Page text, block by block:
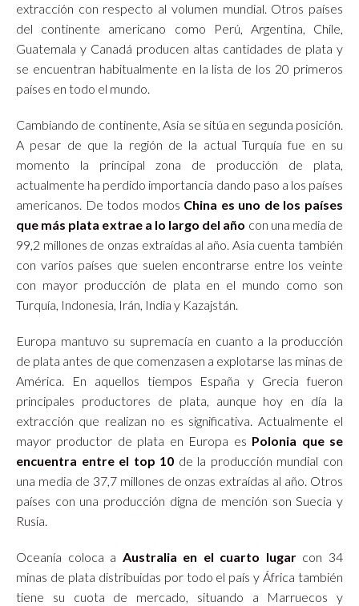
extracción con respecto al volumen mundial. Otros países
del continente americano como Perú, Argentina, Chile,
Guatemala y Canadá producen altas cantidades de plata y
se encuentran habitualmente en la lista de los 20 primeros
países en todo el mundo.
Cambiando de continente, Asia se sitúa en segunda posición.
A pesar de que la región de la actual Turquía fue en su
momento la principal zona de producción de plata,
actualmente ha perdido importancia dando paso a los países
americanos. De todos modos China es uno de los países
que más plata extrae a lo largo del año con una media de
99,2 millones de onzas extraídas al año. Asia cuenta también
con varios países que suelen encontrarse entre los veinte
con mayor producción de plata en el mundo como son
Turquía, Indonesia, Irán, India y Kazajstán.
Europa mantuvo su supremacía en cuanto a la producción
de plata antes de que comenzasen a explotarse las minas de
América. En aquellos tiempos España y Grecia fueron
principales productores de plata, aunque hoy en día la
extracción que realizan no es significativa. Actualmente el
mayor productor de plata en Europa es Polonia que se
encuentra entre el top 10 de la producción mundial con
una media de 37,7 millones de onzas extraídas al año. Otros
países con una producción digna de mención son Suecia y
Rusia.
Oceanía coloca a Australia en el cuarto lugarcon 34
minas de plata distribuidas por todo el país y África también
tiene su cuota de mercado, situando a Marruecos y